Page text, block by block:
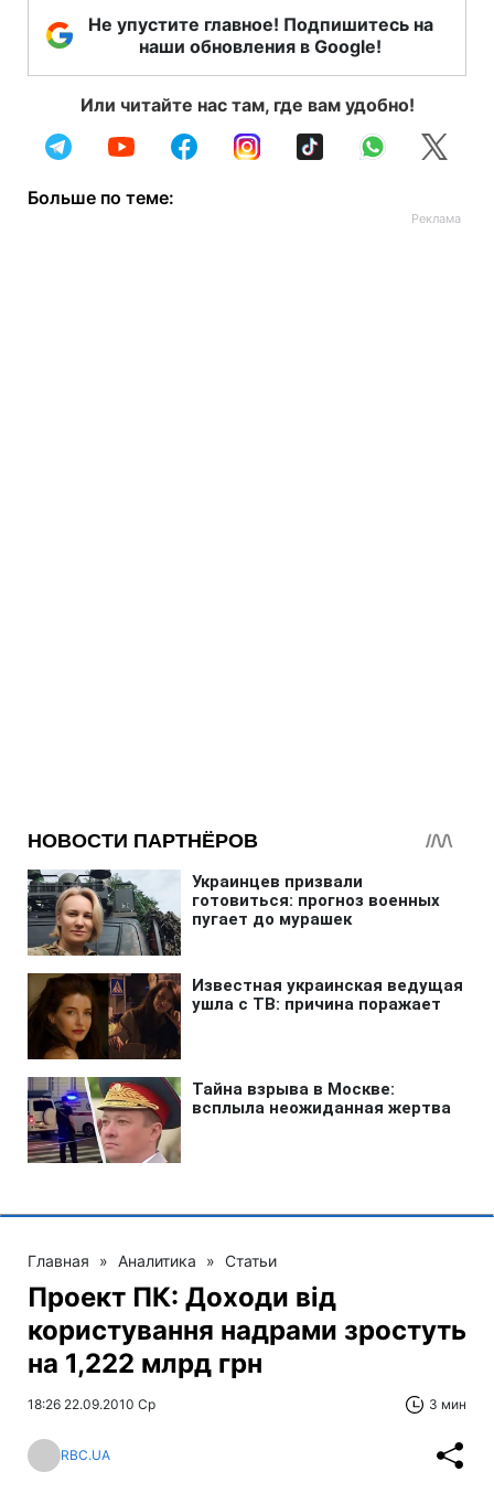
Не упустите главное! Подпишитесь на
наши обновления в Google!
Или читайте нас там, где вам удобно!
Больше по теме:
Главная » Аналитика » Статьи
Проект ПК: Доходи від
користування надрами зростуть
на 1,222 млрд грн
18:26 22.09.2010 Ср 3 мин
RBC.UA